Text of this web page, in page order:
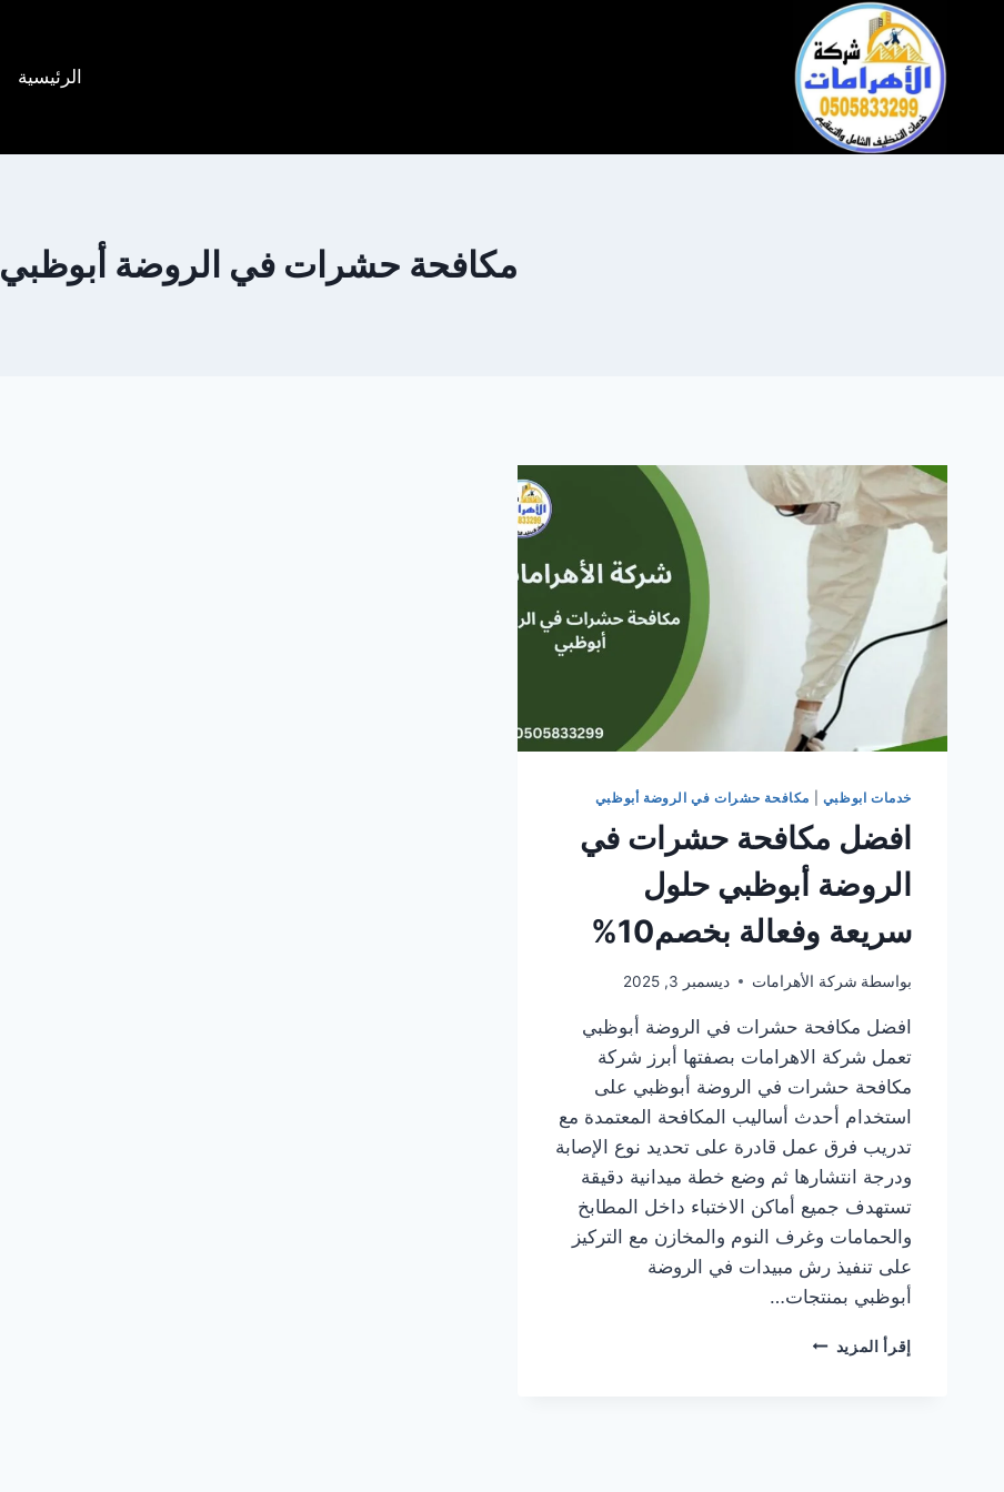
المحتوى
الرئيسية
مكافحة حشرات في الروضة أبوظبي
خدمات ابوظبي مكافحة حشرات في الروضة أبوظبي
افضل مكافحة حشرات في
الروضة أبوظبي حلول
سريعة وفعالة بخصم10%
بواسطة شركة الأهرامات ديسمبر 3, 2025
افضل مكافحة حشرات في الروضة أبوظبي
تعمل شركة الاهرامات بصفتها أبرز شركة
مكافحة حشرات في الروضة أبوظبي على
استخدام أحدث أساليب المكافحة المعتمدة مع
تدريب فرق عمل قادرة على تحديد نوع الإصابة
ودرجة انتشارها ثم وضع خطة ميدانية دقيقة
تستهدف جميع أماكن الاختباء داخل المطابخ
والحمامات وغرف النوم والمخازن مع التركيز
على تنفيذ رش مبيدات في الروضة
أبوظبي بمنتجات…
إقرأ المزيد افضل